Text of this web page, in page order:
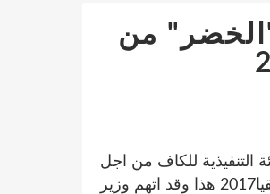
من
التنفيذية للكاف من اجل
دراسة اتهامات الجزئر للكاف بعد فضيحة اختيار الغابون لاحتضان كاس افريقيا2017 هذا وقد اتهم وزير